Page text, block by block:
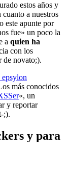
estos años y
cuanto a nuestros
este apunte por
fue» un poco la
a quien ha
con los
de novato;).
epsylon
más conocidos
«, un
y reportar
-;).
y para